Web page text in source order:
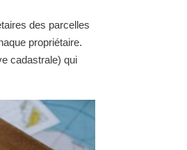
des parcelles
propriétaire.
cadastrale) qui